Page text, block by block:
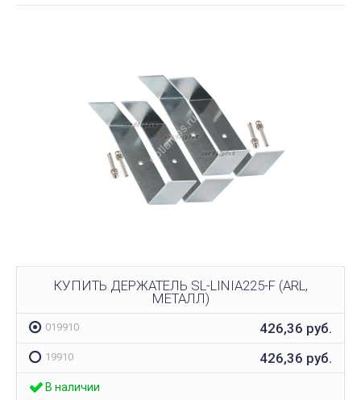
КУПИТЬ ДЕРЖАТЕЛЬ SL-LINIA225-F (ARL,
МЕТАЛЛ)
019910 426,36 руб.
19910 426,36 руб.
В наличии